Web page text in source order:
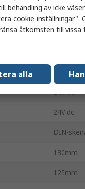
QUINT-
360W
24V dc
24V dc
DIN-
130mm
125mm
behandling av icke
cookie-inställningar".
åtkomsten till
alla